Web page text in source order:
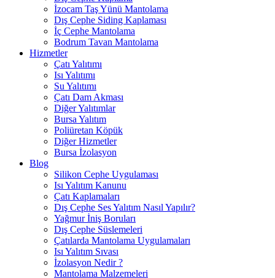
İzocam Taş Yünü Mantolama
Dış Cephe Siding Kaplaması
İç Cephe Mantolama
Bodrum Tavan Mantolama
Hizmetler
Çatı Yalıtımı
Isı Yalıtımı
Su Yalıtımı
Çatı Dam Akması
Diğer Yalıtımlar
Bursa Yalıtım
Poliüretan Köpük
Diğer Hizmetler
Bursa İzolasyon
Blog
Silikon Cephe Uygulaması
Isı Yalıtım Kanunu
Çatı Kaplamaları
Dış Cephe Ses Yalıtım Nasıl Yapılır?
Yağmur İniş Boruları
Dış Cephe Süslemeleri
Çatılarda Mantolama Uygulamaları
Isı Yalıtım Sıvası
İzolasyon Nedir ?
Mantolama Malzemeleri